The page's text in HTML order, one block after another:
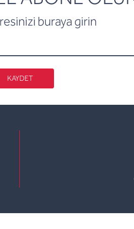
buraya girin
KAYDET